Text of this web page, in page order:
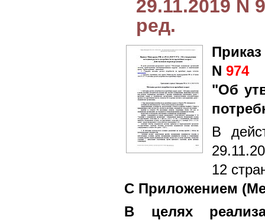
29.11.2019 N
ред.
N 974
"Об
В
12
С Приложением
В целях